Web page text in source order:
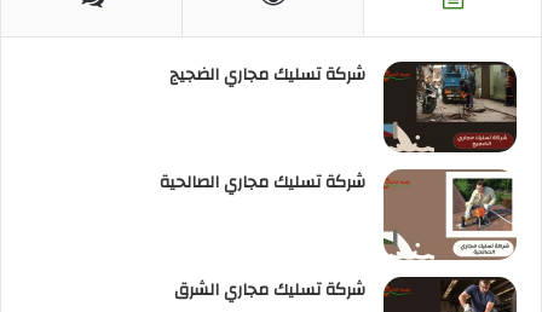
شركة تسليك مجاري الضجيج
شركة تسليك مجاري الصالحية
شركة تسليك مجاري الشرق